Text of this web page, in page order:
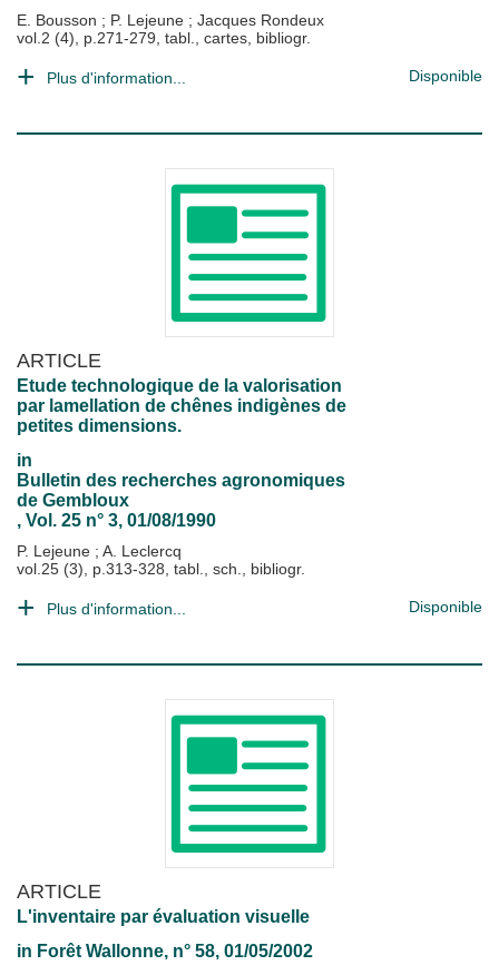
E. Bousson ; P. Lejeune ; Jacques Rondeux
vol.2 (4), p.271-279, tabl., cartes, bibliogr.
Plus d'information... Disponible
ARTICLE
Etude technologique de la valorisation
par lamellation de chênes indigènes de
petites dimensions.
in
Bulletin des recherches agronomiques
de Gembloux
, Vol. 25 n° 3, 01/08/1990
P. Lejeune ; A. Leclercq
vol.25 (3), p.313-328, tabl., sch., bibliogr.
Plus d'information... Disponible
ARTICLE
L'inventaire par évaluation visuelle
in Forêt Wallonne, n° 58, 01/05/2002